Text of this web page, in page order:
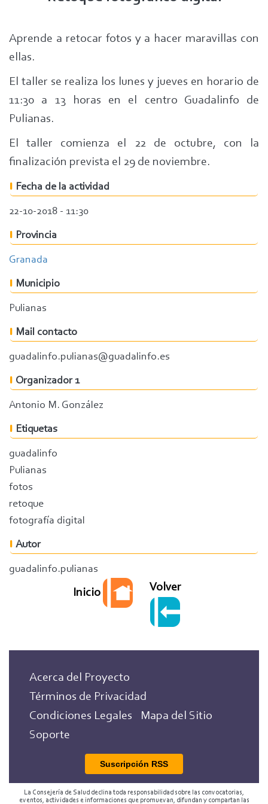
Aprende a retocar fotos y a hacer maravillas con
ellas.
El taller se realiza los lunes y jueves en horario de
11:30 a 13 horas en el centro Guadalinfo de
Pulianas.
El taller comienza el 22 de octubre, con la
finalización prevista el 29 de noviembre.
Fecha de la actividad
22-10-2018 - 11:30
Provincia
Granada
Municipio
Pulianas
Mail contacto
guadalinfo.pulianas@guadalinfo.es
Organizador 1
Antonio M. González
Etiquetas
guadalinfo
Pulianas
fotos
retoque
fotografía digital
Autor
guadalinfo.pulianas
Inicio Volver
Acerca del Proyecto
Términos de Privacidad
Condiciones Legales
Mapa del Sitio
Soporte
Suscripción RSS
La Consejería de Salud declina toda responsabilidad sobre las convocatorias,
eventos, actividades e informaciones que promuevan, difundan y compartan las